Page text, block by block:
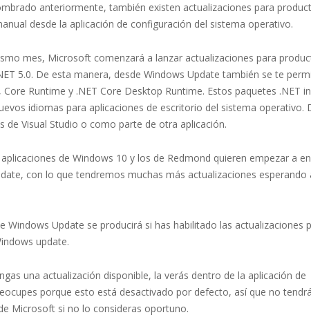
anteriormente, también existen actualizaciones para
desde la aplicación de configuración del sistema operativo.
mes, Microsoft comenzará a lanzar actualizaciones para
5.0. De esta manera, desde Windows Update también se te
Runtime y .NET Core Desktop Runtime. Estos paquetes .NET
idiomas para aplicaciones de escritorio del sistema operativo.
Visual Studio o como parte de otra aplicación.
de Windows 10 y los de Redmond quieren empezar a
con lo que tendremos muchas más actualizaciones esperando
Windows Update se producirá si has habilitado las actualizaciones
update.
una actualización disponible, la verás dentro de la aplicación de
porque esto está desactivado por defecto, así que no
Microsoft si no lo consideras oportuno.